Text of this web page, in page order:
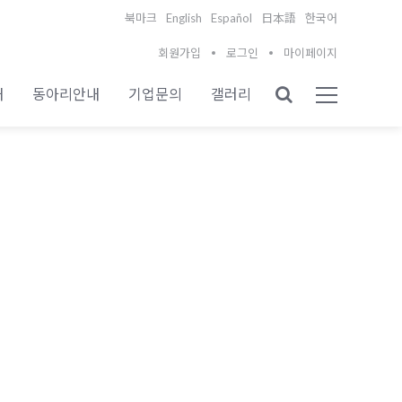
북마크 English Español 日本語 한국어
회원가입 로그인 마이페이지
동아리안내 기업문의 갤러리